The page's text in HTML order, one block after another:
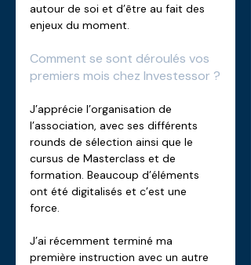
autour de soi et d’être au fait des
enjeux du moment.
Comment se sont déroulés vos
premiers mois chez Investessor ?
J’apprécie l’organisation de
l’association, avec ses différents
rounds de sélection ainsi que le
cursus de Masterclass et de
formation. Beaucoup d’éléments
ont été digitalisés et c’est une
force.
J’ai récemment terminé ma
première instruction avec un autre